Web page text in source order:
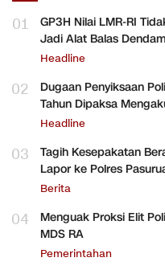
01
GP3H Nilai LMR-RI
Jadi Alat Balas
Headline
02
Dugaan Penyiksaan
Tahun Dipaksa
Headline
03
Tagih Kesepakatan
Lapor ke Polres
Berita
04
Menguak Proksi Elit
MDS RA
Pemerintahan